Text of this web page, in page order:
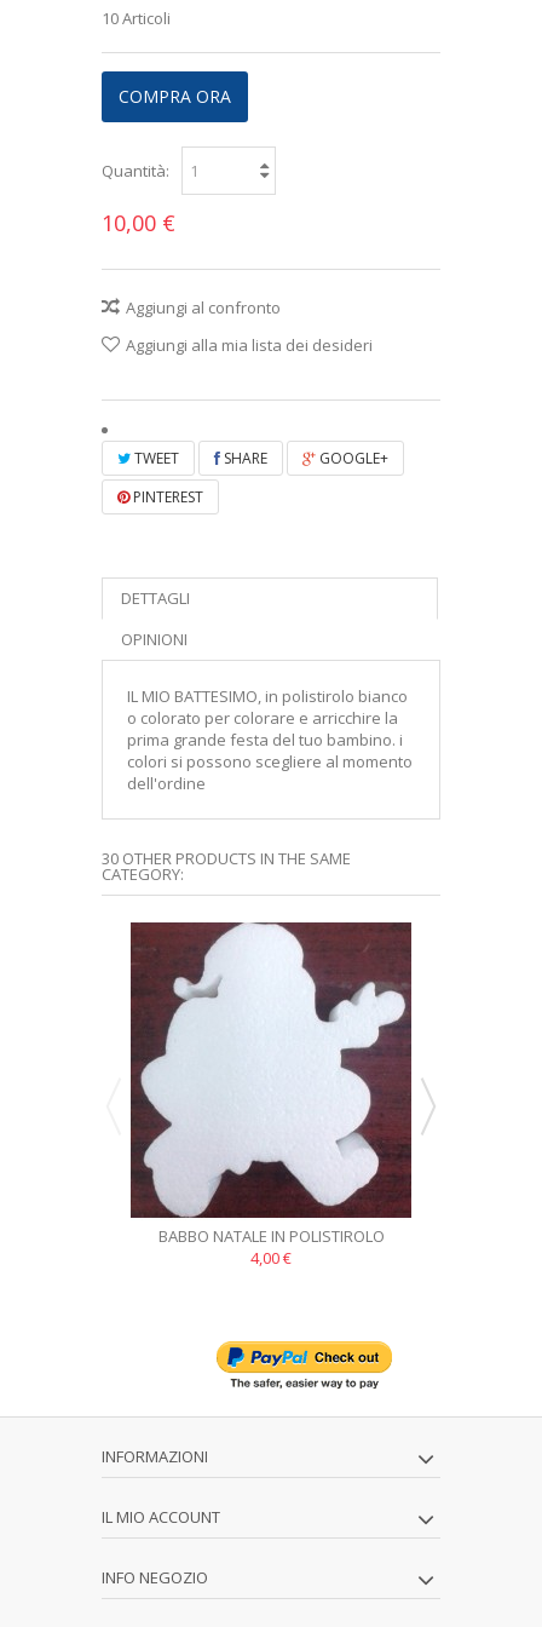
10Articoli
COMPRA ORA
Quantità:
10,00 €
Aggiungi al confronto
Aggiungi alla mia lista dei desideri
TWEET SHARE
GOOGLE+
PINTEREST
DETTAGLI
OPINIONI
IL MIO BATTESIMO, in polistirolo bianco
o colorato per colorare e arricchire la
prima grande festa del tuo bambino. i
colori si possono scegliere al momento
dell'ordine
30 OTHER PRODUCTS IN THE SAME
CATEGORY:
BABBO NATALE IN POLISTIROLO
CONFEZIONE DA 10 PZ
4,00 €
INFORMAZIONI
IL MIO ACCOUNT
INFO NEGOZIO